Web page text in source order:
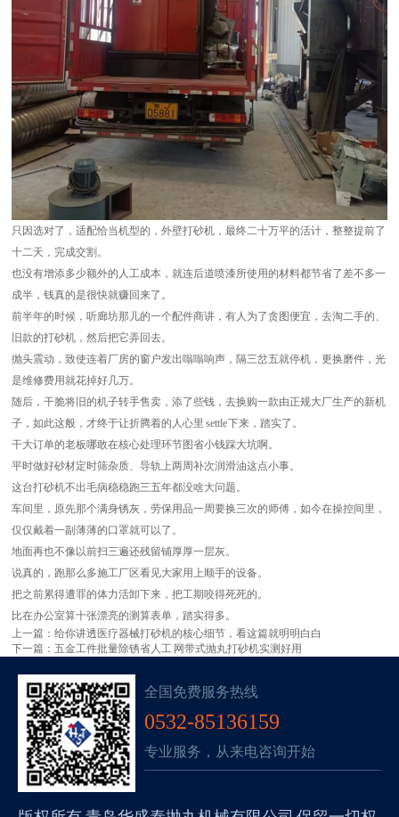
只因选对了，适配恰当机型的，外壁打砂机，最终二十万平的活计，整整提前了
十二天，完成交割。
也没有增添多少额外的人工成本，就连后道喷漆所使用的材料都节省了差不多一
成半，钱真的是很快就赚回来了。
前半年的时候，听廊坊那儿的一个配件商讲，有人为了贪图便宜，去淘二手的、
旧款的打砂机，然后把它弄回去。
抛头震动，致使连着厂房的窗户发出嗡嗡响声，隔三岔五就停机，更换磨件，光
是维修费用就花掉好几万。
随后，干脆将旧的机子转手售卖，添了些钱，去换购一款由正规大厂生产的新机
子，如此这般，才终于让折腾着的人心里 settle 下来，踏实了。
干大订单的老板哪敢在核心处理环节图省小钱踩大坑啊。
平时做好砂材定时筛杂质、导轨上两周补次润滑油这点小事。
这台打砂机不出毛病稳稳跑三五年都没啥大问题。
车间里，原先那个满身锈灰，劳保用品一周要换三次的师傅，如今在操控间里，
仅仅戴着一副薄薄的口罩就可以了。
地面再也不像以前扫三遍还残留铺厚厚一层灰。
说真的，跑那么多施工厂区看见大家用上顺手的设备。
把之前累得遭罪的体力活卸下来，把工期咬得死死的。
比在办公室算十张漂亮的测算表单，踏实得多。
上一篇：给你讲透医疗器械打砂机的核心细节，看这篇就明明白白
下一篇：五金工件批量除锈省人工 网带式抛丸打砂机实测好用
全国免费服务热线
0532-85136159
专业服务，从来电咨询开始